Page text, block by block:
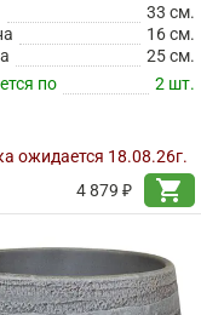
33 см.
16 см.
25 см.
по
2 шт.
ожидается 18.08.26г.
4 879 ₽
shopping_cart